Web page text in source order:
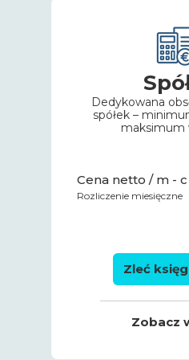
Zobacz
Zleć
Dedykowana
spółek –
maksimum
Rozliczenie miesięczne
Cena netto / m - c
Masz więcej
działalności
Czy mam dostęp
dokumentów